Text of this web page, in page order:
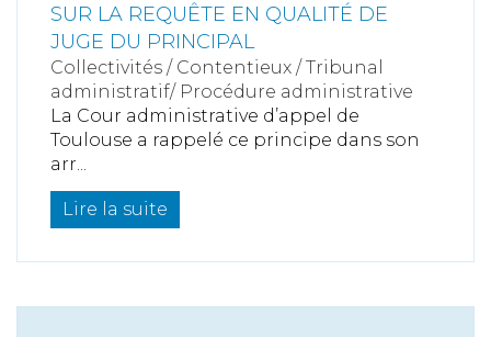
SUR LA REQUÊTE EN QUALITÉ DE
JUGE DU PRINCIPAL
Collectivités / Contentieux /Tribunal
administratif/ Procédure administrative
La Cour administrative d’appel de
Toulouse a rappelé ce principe dans son
arr...
Lire la suite